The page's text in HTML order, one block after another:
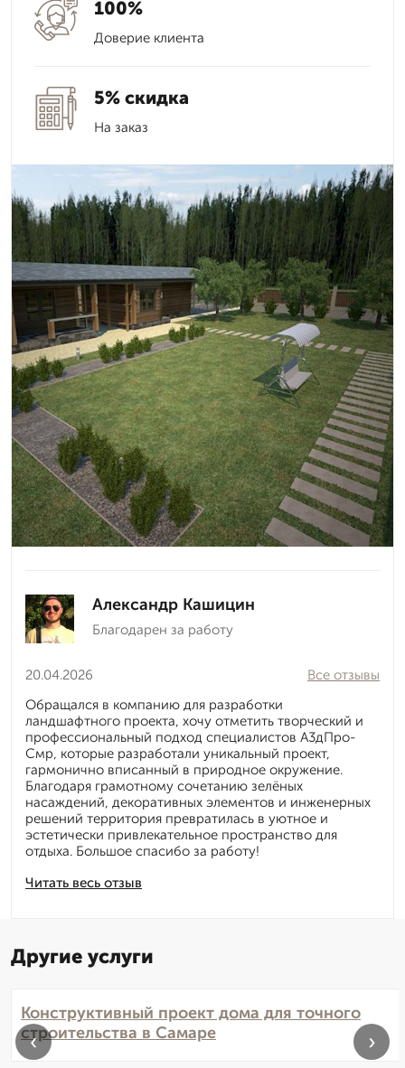
100%
Доверие клиента
5% скидка
На заказ
Александр Кашицин
Благодарен за работу
20.04.2026
Читать весь отзыв
Все отзывы
Обращался в компанию для разработки
ландшафтного проекта, хочу отметить творческий и
профессиональный подход специалистов А3дПро-
Смр, которые разработали уникальный проект,
гармонично вписанный в природное окружение.
Благодаря грамотному сочетанию зелёных
насаждений, декоративных элементов и инженерных
решений территория превратилась в уютное и
эстетически привлекательное пространство для
отдыха. Большое спасибо за работу!
Другие услуги
Конструктивный проект дома для точного
строительства в Самаре
‹ ›